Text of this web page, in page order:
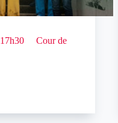
17h30
Cour de